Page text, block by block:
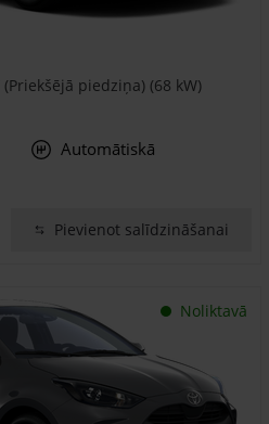
piedziņa) (68 kW)
Automātiskā
Pievienot salīdzināšanai
Noliktavā